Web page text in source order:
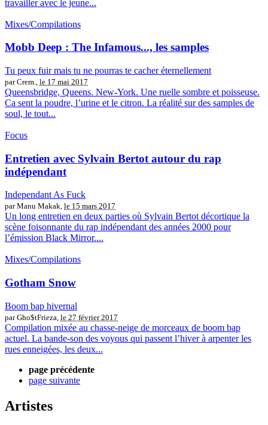
travailler avec le jeune...
Mixes/Compilations
Mobb Deep : The Infamous..., les samples
Tu peux fuir mais tu ne pourras te cacher éternellement
par Crem., le 17 mai 2017
Queensbridge, Queens. New-York. Une ruelle sombre et poisseuse.
Ca sent la poudre, l’urine et le citron. La réalité sur des samples de
soul, le tout...
Focus
Entretien avec Sylvain Bertot autour du rap
indépendant
Independant As Fuck
par Manu Makak, le 15 mars 2017
Un long entretien en deux parties où Sylvain Bertot décortique la
scène foisonnante du rap indépendant des années 2000 pour
l’émission Black Mirror....
Mixes/Compilations
Gotham Snow
Boom bap hivernal
par Gho$tFrieza, le 27 février 2017
Compilation mixée au chasse-neige de morceaux de boom bap
actuel. La bande-son des voyous qui passent l’hiver à arpenter les
rues enneigées, les deux...
page précédente
page suivante
Artistes